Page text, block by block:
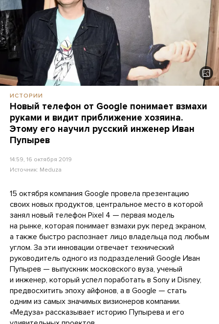
ИСТОРИИ
Новый телефон от Google понимает взмахи
руками и видит приближение хозяина.
Этому его научил русский инженер Иван
Пупырев
14:59, 16 октября 2019
Источник: Meduza
15 октября компания Google провела презентацию
своих новых продуктов, центральное место в которой
занял новый телефон Pixel 4 — первая модель
на рынке, которая понимает взмахи рук перед экраном,
а также быстро распознает лицо владельца под любым
углом. За эти инновации отвечает технический
руководитель одного из подразделений Google Иван
Пупырев — выпускник московского вуза, ученый
и инженер, который успел поработать в Sony и Disney,
предвосхитить эпоху айфонов, а в Google — стать
одним из самых значимых визионеров компании.
«Медуза» рассказывает историю Пупырева и его